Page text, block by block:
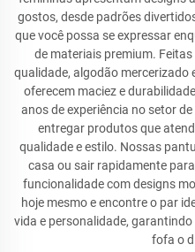
gostos, desde padrões
que você possa se expressar
de materiais premium.
qualidade, algodão
oferecem maciez e
anos de experiência no setor
entregar produtos que
qualidade e estilo. Nossas
casa ou sair rapidamente
funcionalidade com designs
hoje mesmo e encontre o par
vida e personalidade,
fofa o